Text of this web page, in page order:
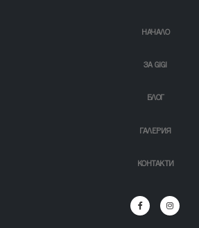
НАЧАЛО
ЗА GIGI
БЛОГ
ГАЛЕРИЯ
КОНТАКТИ